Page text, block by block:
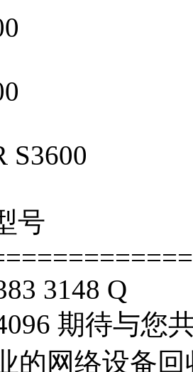
S3600
号
3148 Q
期待与您
的网络设备